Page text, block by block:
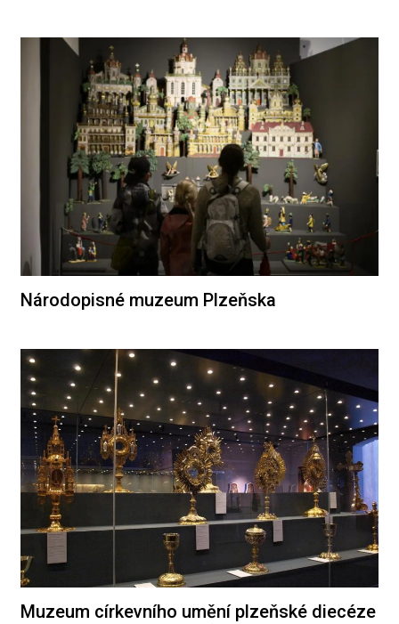
Národopisné muzeum Plzeňska
Muzeum církevního umění plzeňské diecéze